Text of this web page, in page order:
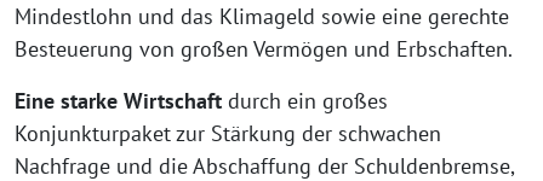
Mindestlohn und das Klimageld sowie eine gerechte
Besteuerung von großen Vermögen und Erbschaften.
Eine starke Wirtschaft durch ein großes
Konjunkturpaket zur Stärkung der schwachen
Nachfrage und die Abschaffung der Schuldenbremse,